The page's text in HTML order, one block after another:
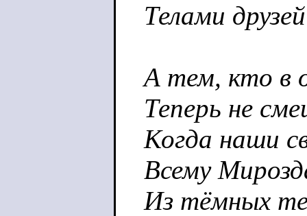
Телами
А тем, кто в
Теперь не
Когда наши
Всему
Из тёмных